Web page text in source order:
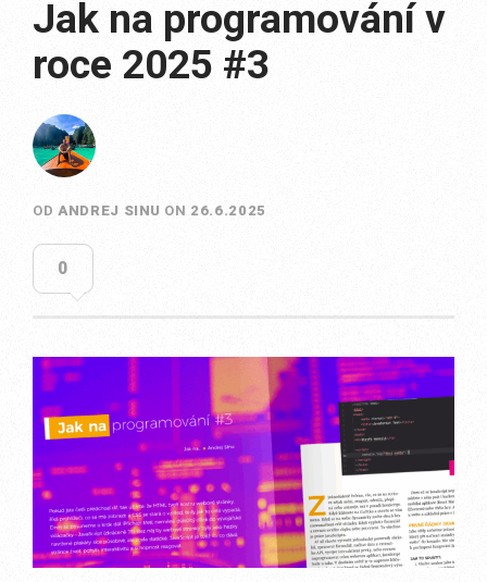
Jak na programování v
roce 2025 #3
OD ANDREJ SINU ON 26.6.2025
0